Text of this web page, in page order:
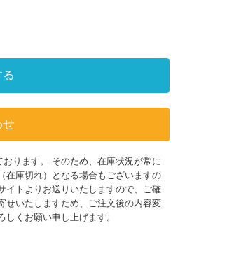
せ
ります。 そのため、在庫状況が常に
在庫切れ）となる場合もございますの
イトよりお送りいたしますので、ご確
せいたしますため、ご注文後の内容変
くお願い申し上げます。